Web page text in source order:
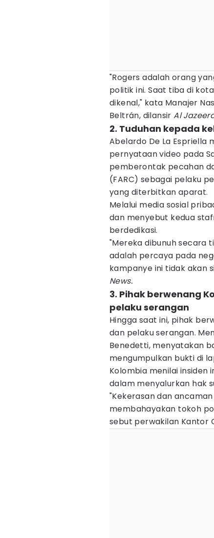
"Rogers adalah orang
politik ini. Saat tiba di
dikenal," kata Manajer
Beltrán, dilansirAl
2. Tuduhan kepada
Abelardo De La Espriella
pernyataan video pada
pemberontak pecahan
(FARC) sebagai pelaku
yang diterbitkan aparat.
Melalui media sosial
dan menyebut kedua
berdedikasi.
"Mereka dibunuh secara
adalah percaya pada
kampanye ini tidak akan
News.
3. Pihak berwenang
pelaku serangan
Hingga saat ini, pihak
dan pelaku serangan.
Benedetti, menyatakan
mengumpulkan bukti di
Kolombia menilai insiden
dalam menyalurkan hak
"Kekerasan dan
membahayakan tokoh
sebut perwakilan Kantor